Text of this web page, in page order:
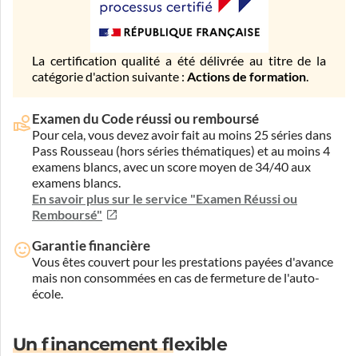
La certification qualité a été délivrée au titre de la
catégorie d'action suivante : Actions de formation.
Examen du Code réussi ou remboursé
Pour cela, vous devez avoir fait au moins 25 séries dans
Pass Rousseau (hors séries thématiques) et au moins 4
examens blancs, avec un score moyen de 34/40 aux
examens blancs.
En savoir plus sur le service "Examen Réussi ou
Remboursé"
Garantie financière
Vous êtes couvert pour les prestations payées d'avance
mais non consommées en cas de fermeture de l'auto-
école.
Un financement flexible